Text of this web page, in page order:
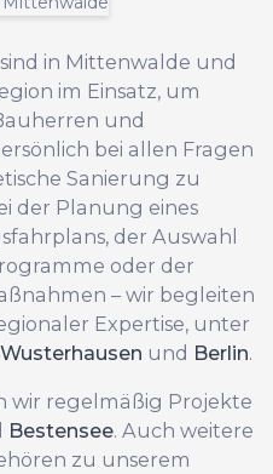
in Mittenwalde und
im Einsatz, um
und
bei allen Fragen
Sanierung zu
der Planung eines
der Auswahl
oder der
– wir begleiten
Expertise, unter
und Berlin.
wir regelmäßig Projekte
Bestensee. Auch weitere
zu unserem